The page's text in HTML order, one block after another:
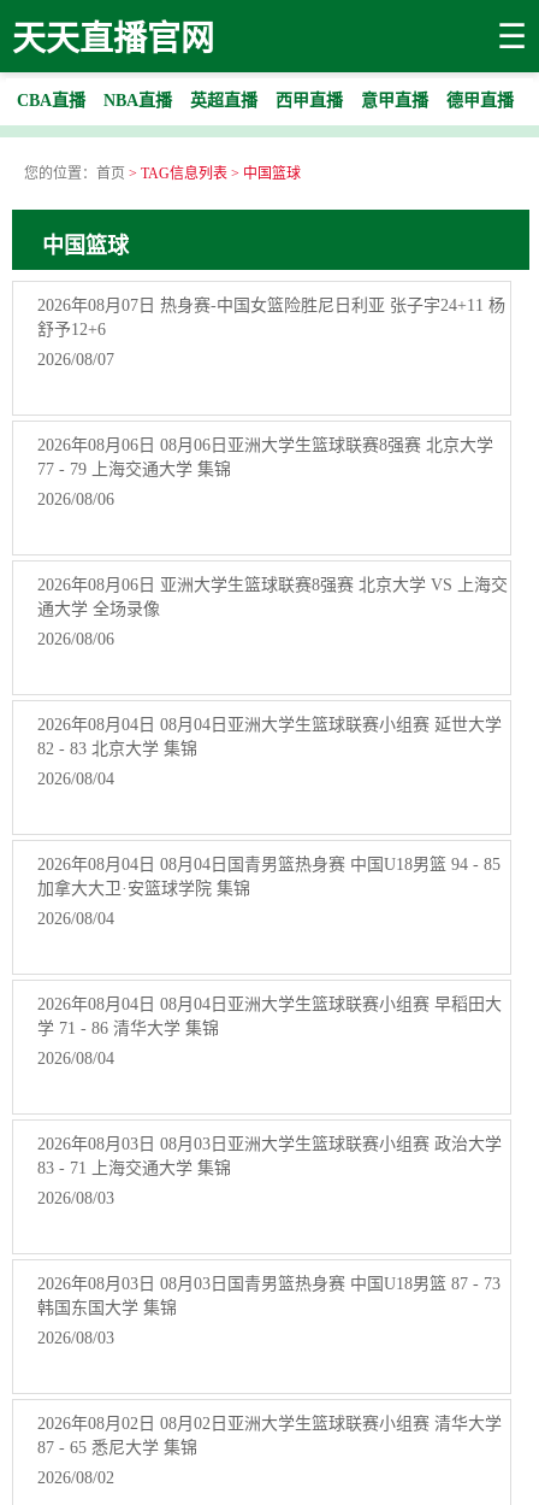
天天直播官网 ☰
CBA直播 NBA直播 英超直播 西甲直播 意甲直播 德甲直播
您的位置： 首页 > TAG信息列表 > 中国篮球
中国篮球
2026年08月07日 热身赛-中国女篮险胜尼日利亚 张子宇24+11 杨
舒予12+6
2026/08/07
2026年08月06日 08月06日亚洲大学生篮球联赛8强赛 北京大学
77 - 79 上海交通大学 集锦
2026/08/06
2026年08月06日 亚洲大学生篮球联赛8强赛 北京大学 VS 上海交
通大学 全场录像
2026/08/06
2026年08月04日 08月04日亚洲大学生篮球联赛小组赛 延世大学
82 - 83 北京大学 集锦
2026/08/04
2026年08月04日 08月04日国青男篮热身赛 中国U18男篮 94 - 85
加拿大大卫·安篮球学院 集锦
2026/08/04
2026年08月04日 08月04日亚洲大学生篮球联赛小组赛 早稻田大
学 71 - 86 清华大学 集锦
2026/08/04
2026年08月03日 08月03日亚洲大学生篮球联赛小组赛 政治大学
83 - 71 上海交通大学 集锦
2026/08/03
2026年08月03日 08月03日国青男篮热身赛 中国U18男篮 87 - 73
韩国东国大学 集锦
2026/08/03
2026年08月02日 08月02日亚洲大学生篮球联赛小组赛 清华大学
87 - 65 悉尼大学 集锦
2026/08/02